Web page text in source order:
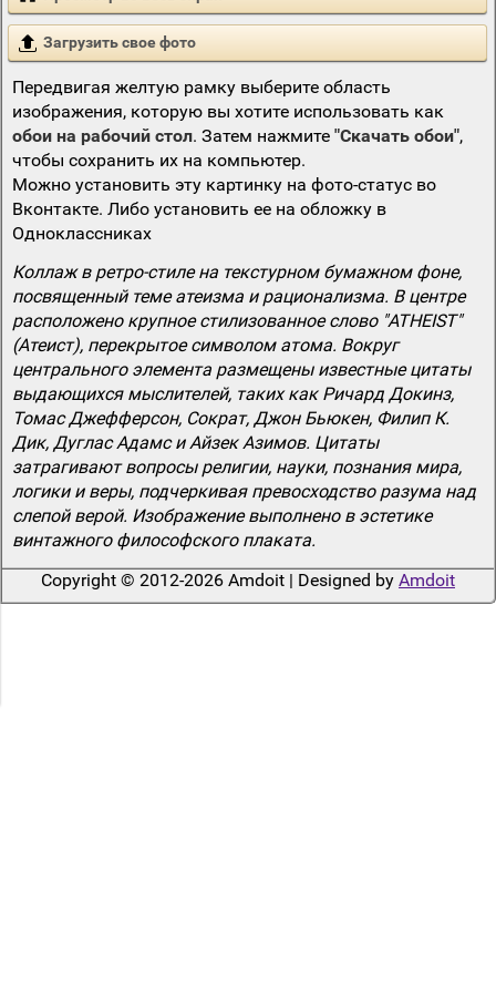
Загрузить свое фото
Передвигая желтую рамку выберите область
изображения, которую вы хотите использовать как
обои на рабочий стол. Затем нажмите "Скачать обои",
чтобы сохранить их на компьютер.
Можно установить эту картинку на фото-статус во
Вконтакте. Либо установить ее на обложку в
Одноклассниках
Коллаж в ретро-стиле на текстурном бумажном фоне,
посвященный теме атеизма и рационализма. В центре
расположено крупное стилизованное слово "ATHEIST"
(Атеист), перекрытое символом атома. Вокруг
центрального элемента размещены известные цитаты
выдающихся мыслителей, таких как Ричард Докинз,
Томас Джефферсон, Сократ, Джон Бьюкен, Филип К.
Дик, Дуглас Адамс и Айзек Азимов. Цитаты
затрагивают вопросы религии, науки, познания мира,
логики и веры, подчеркивая превосходство разума над
слепой верой. Изображение выполнено в эстетике
винтажного философского плаката.
Copyright © 2012-2026 Amdoit | Designed by Amdoit